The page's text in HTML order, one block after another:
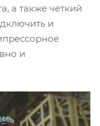
а также четкий
и
и